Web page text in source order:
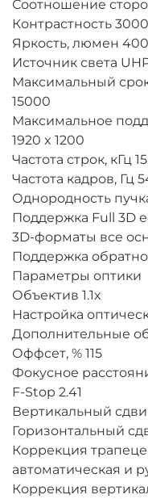
Соотношение
Контрастность
Яркость, люмен
Источник света
Максимальный
15000
Максимальное
1920 x 1200
Частота строк, кГц
Частота кадров, Гц
Однородность
Поддержка Full 3D
3D-форматы все
Поддержка
Параметры оптики
Объектив 1.1x
Настройка
Дополнительные
Оффсет, % 115
Фокусное
F-Stop 2.41
Вертикальный
Горизонтальный
Коррекция
автоматическая и
Коррекция